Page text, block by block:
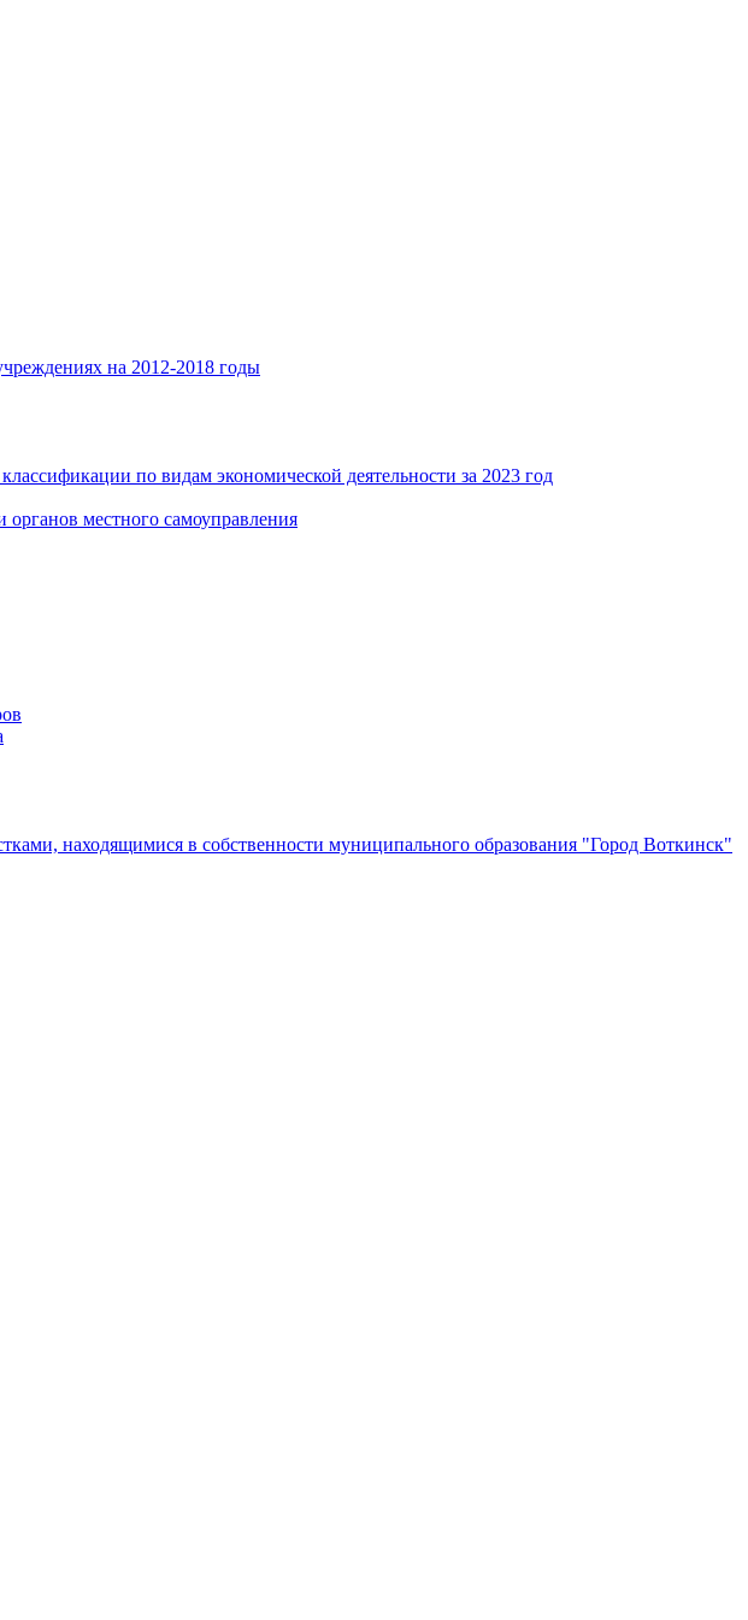
на 2012-2018 годы
по видам экономической деятельности за 2023 год
органов местного самоуправления
находящимися в собственности муниципального образования "Город Воткинск"